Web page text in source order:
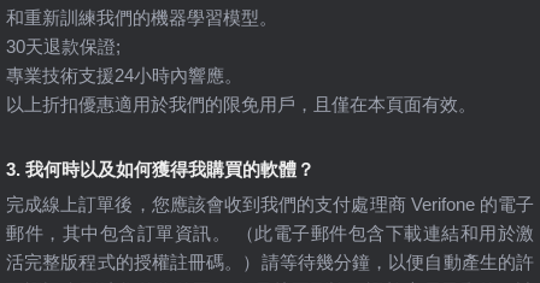
和重新訓練我們的機器學習模型。
30天退款保證;
專業技術支援24小時內響應。
以上折扣優惠適用於我們的限免用戶，且僅在本頁面有效。
3. 我何時以及如何獲得我購買的軟體？
完成線上訂單後，您應該會收到我們的支付處理商 Verifone 的電子
郵件，其中包含訂單資訊。 （此電子郵件包含下載連結和用於激
活完整版程式的授權註冊碼。）請等待幾分鐘，以便自動產生的許